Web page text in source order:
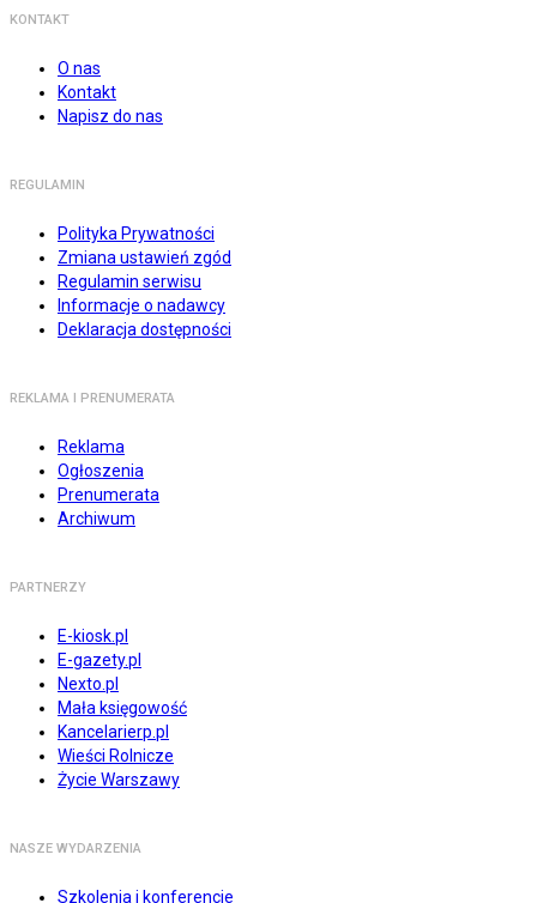
KONTAKT
O nas
Kontakt
Napisz do nas
REGULAMIN
Polityka Prywatności
Zmiana ustawień zgód
Regulamin serwisu
Informacje o nadawcy
Deklaracja dostępności
REKLAMA I PRENUMERATA
Reklama
Ogłoszenia
Prenumerata
Archiwum
PARTNERZY
E-kiosk.pl
E-gazety.pl
Nexto.pl
Mała księgowość
Kancelarierp.pl
Wieści Rolnicze
Życie Warszawy
NASZE WYDARZENIA
Szkolenia i konferencje